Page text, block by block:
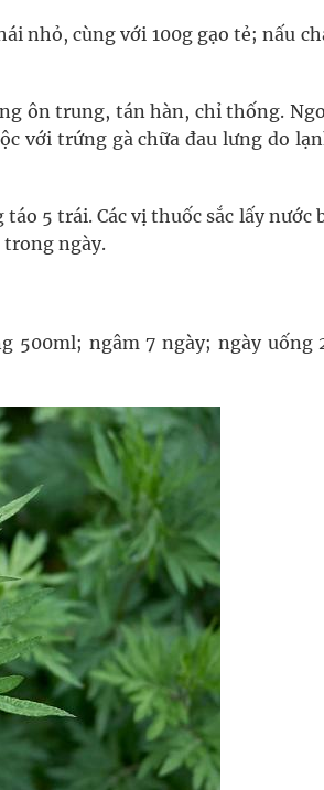
nhỏ, cùng với 100g gạo tẻ; nấu
ôn trung, tán hàn, chỉ thống.
với trứng gà chữa đau lưng do
5 trái. Các vị thuốc sắc lấy nước
trong ngày.
500ml; ngâm 7 ngày; ngày uống